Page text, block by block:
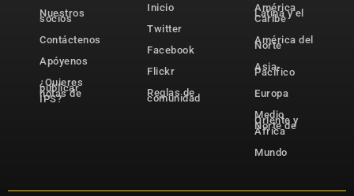
Nuestros
socios
Contáctenos
Apóyenos
¿Quieres
publicar
notas de
IPS?
Inicio
Twitter
Facebook
Flickr
Reglas de
comunidad
América
Latina y el
Caribe
América del
Norte
Asia-
Pacífico
Europa
Medio
Oriente y
Norte de
África
Mundo